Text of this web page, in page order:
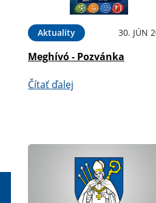
Aktuality 30. JÚN
Meghívó - Pozvánka
Čítať ďalej